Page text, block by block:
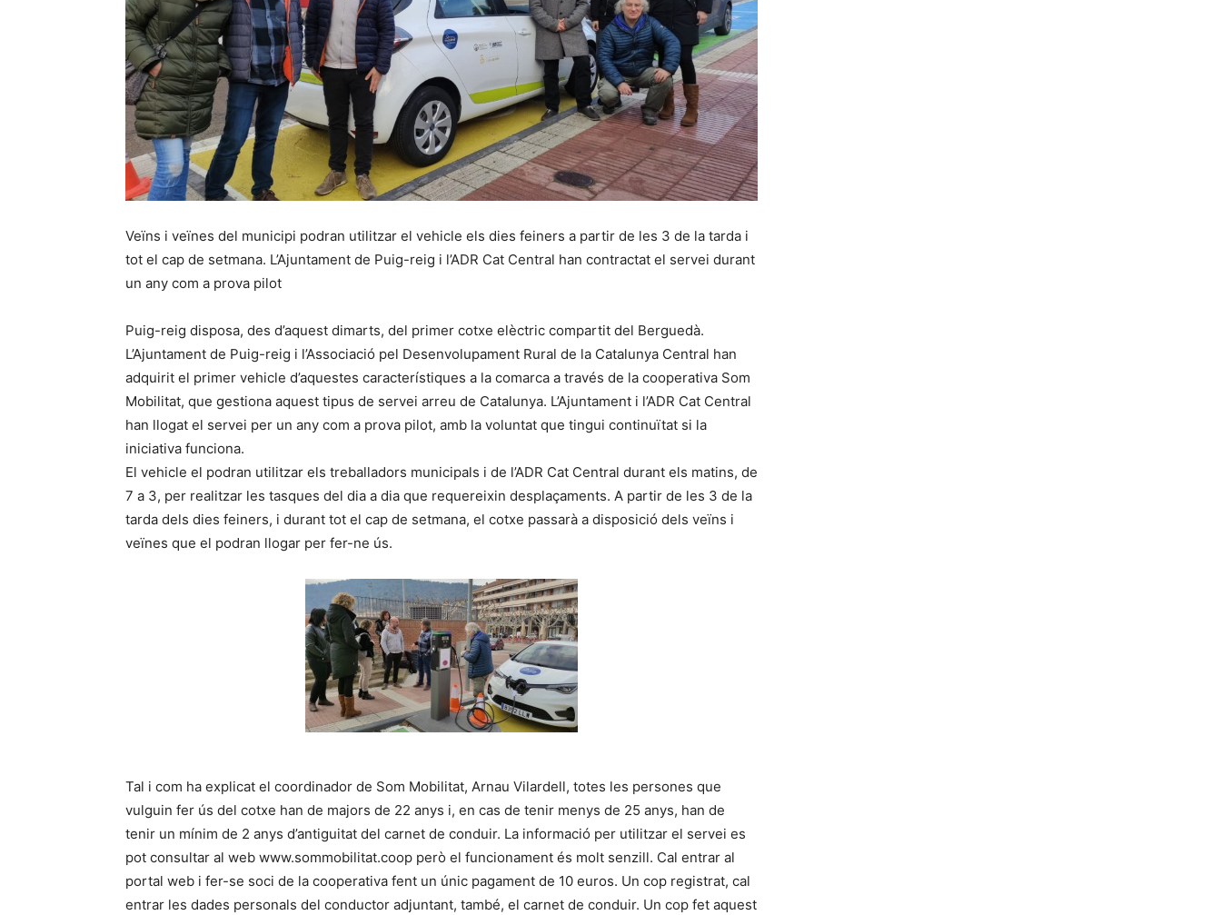
Veïns i veïnes del municipi podran utilitzar el vehicle els dies feiners a partir de les 3 de la tarda i
tot el cap de setmana. L’Ajuntament de Puig-reig i l’ADR Cat Central han contractat el servei durant
un any com a prova pilot
Puig-reig disposa, des d’aquest dimarts, del primer cotxe elèctric compartit del Berguedà.
L’Ajuntament de Puig-reig i l’Associació pel Desenvolupament Rural de la Catalunya Central han
adquirit el primer vehicle d’aquestes característiques a la comarca a través de la cooperativa Som
Mobilitat, que gestiona aquest tipus de servei arreu de Catalunya. L’Ajuntament i l’ADR Cat Central
han llogat el servei per un any com a prova pilot, amb la voluntat que tingui continuïtat si la
iniciativa funciona.
El vehicle el podran utilitzar els treballadors municipals i de l’ADR Cat Central durant els matins, de
7 a 3, per realitzar les tasques del dia a dia que requereixin desplaçaments. A partir de les 3 de la
tarda dels dies feiners, i durant tot el cap de setmana, el cotxe passarà a disposició dels veïns i
veïnes que el podran llogar per fer-ne ús.
Tal i com ha explicat el coordinador de Som Mobilitat, Arnau Vilardell, totes les persones que
vulguin fer ús del cotxe han de majors de 22 anys i, en cas de tenir menys de 25 anys, han de
tenir un mínim de 2 anys d’antiguitat del carnet de conduir. La informació per utilitzar el servei es
pot consultar al web www.sommobilitat.coop però el funcionament és molt senzill. Cal entrar al
portal web i fer-se soci de la cooperativa fent un únic pagament de 10 euros. Un cop registrat, cal
entrar les dades personals del conductor adjuntant, també, el carnet de conduir. Un cop fet aquest